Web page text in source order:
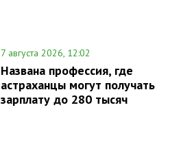
7 августа 2026, 12:02
Названа профессия, где
астраханцы могут получать
зарплату до 280 тысяч